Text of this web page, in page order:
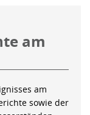
am
am
sowie der